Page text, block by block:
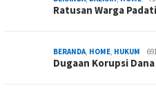
Ratusan Warga
BERANDA, HOME, HUKUM
Dugaan Korupsi